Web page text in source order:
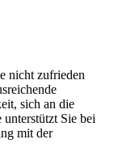
nicht zufrieden
sich an die
unterstützt Sie bei
mit der